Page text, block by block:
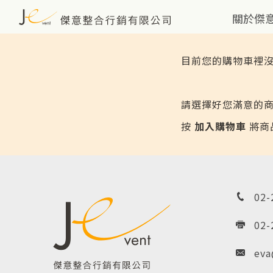
關於傑
目前您的購物車裡
請選擇好您滿意的
按 加入購物車 將
02-
02-